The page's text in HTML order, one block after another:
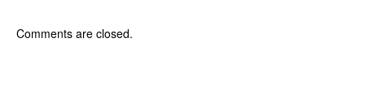
Comments are closed.